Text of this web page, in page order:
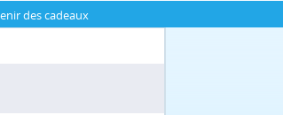
des cadeaux